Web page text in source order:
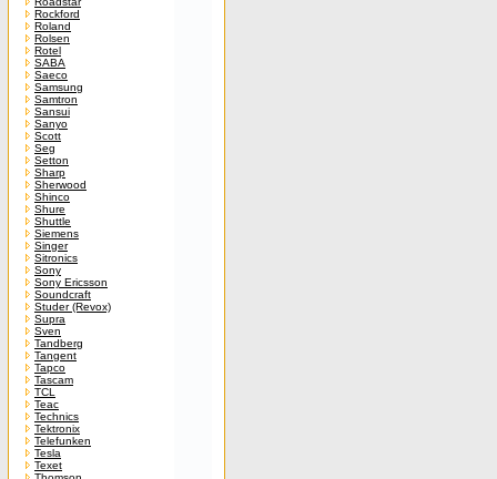
Rockford
Roland
Rolsen
Rotel
SABA
Saeco
Samsung
Samtron
Sansui
Sanyo
Scott
Seg
Setton
Sharp
Sherwood
Shinco
Shure
Shuttle
Siemens
Singer
Sitronics
Sony
Sony Ericsson
Soundcraft
Studer (Revox)
Supra
Sven
Tandberg
Tangent
Tapco
Tascam
TCL
Teac
Technics
Tektronix
Telefunken
Tesla
Texet